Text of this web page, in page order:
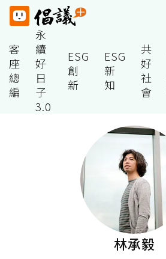
客
座
總
編
永
續
好
日
子
3.0
ESG
創
新
ESG
新
知
共
好
社
會
林承毅